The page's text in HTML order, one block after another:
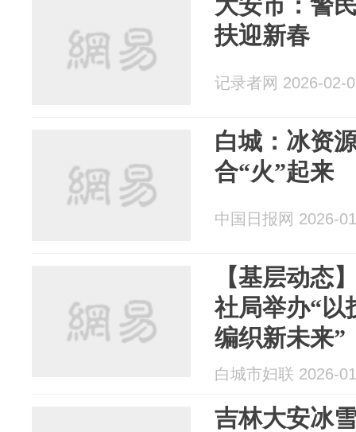
扶迎新春
记录者网 2026-02-
白城：冰资
合“火”起来
中国日报网 2026-
【基层动态
社局举办“以
编织新未来”
训班
白城市妇联 2026-
吉林大安冰